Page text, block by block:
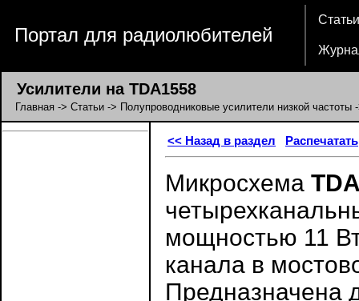
Портал для радиолюбителей
Статьи
Усилители на TDA1558
Главная -> Статьи -> Полупроводниковые усилители низкой частоты
<< Назад в раздел Распечатать
Микросхема
мощностью 11
канала в
Предназначена